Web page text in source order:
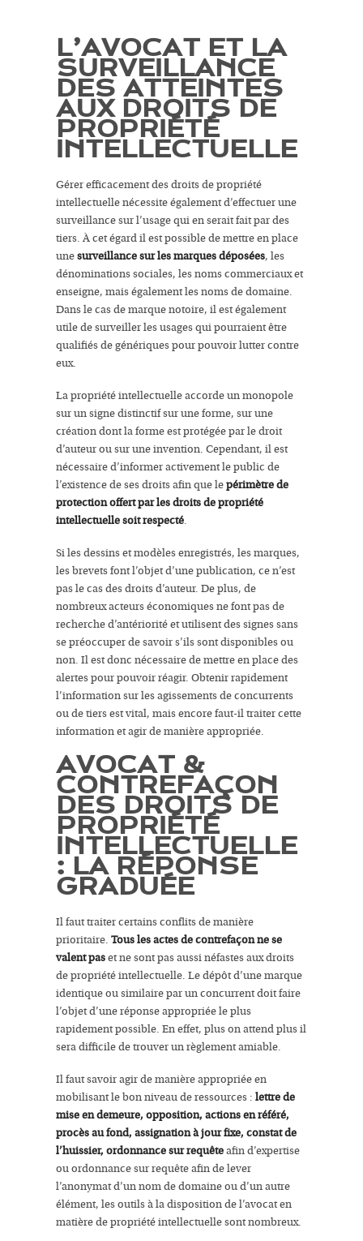
L’AVOCAT ET LA
SURVEILLANCE
DES ATTEINTES
AUX DROITS DE
PROPRIÉTÉ
INTELLECTUELLE
Gérer efficacement des droits de propriété
intellectuelle nécessite également d’effectuer une
surveillance sur l’usage qui en serait fait par des
tiers. À cet égard il est possible de mettre en place
unesurveillance sur les marques déposées, les
dénominations sociales, les noms commerciaux et
enseigne, mais également les noms de domaine.
Dans le cas de marque notoire, il est également
utile de surveiller les usages qui pourraient être
qualifiés de génériques pour pouvoir lutter contre
eux.
La propriété intellectuelle accorde un monopole
sur un signe distinctif sur une forme, sur une
création dont la forme est protégée par le droit
d’auteur ou sur une invention. Cependant, il est
nécessaire d’informer activement le public de
l’existence de ses droits afin que lepérimètre de
protection offert par les droits de propriété
intellectuelle soit respecté.
Si les dessins et modèles enregistrés, les marques,
les brevets font l’objet d’une publication, ce n’est
pas le cas des droits d’auteur. De plus, de
nombreux acteurs économiques ne font pas de
recherche d’antériorité et utilisent des signes sans
se préoccuper de savoir s’ils sont disponibles ou
non. Il est donc nécessaire de mettre en place des
alertes pour pouvoir réagir. Obtenir rapidement
l’information sur les agissements de concurrents
ou de tiers est vital, mais encore faut-il traiter cette
information et agir de manière appropriée.
AVOCAT &
CONTREFAÇON
DES DROITS DE
PROPRIÉTÉ
INTELLECTUELLE
: LA RÉPONSE
GRADUÉE
Il faut traiter certains conflits de manière
prioritaire. Tous les actes de contrefaçon ne se
valent paset ne sont pas aussi néfastes aux droits
de propriété intellectuelle. Le dépôt d’une marque
identique ou similaire par un concurrent doit faire
l’objet d’une réponse appropriée le plus
rapidement possible. En effet, plus on attend plus il
sera difficile de trouver un règlement amiable.
Il faut savoir agir de manière appropriée en
mobilisant le bon niveau de ressources : lettre de
mise en demeure, opposition, actions en référé,
procès au fond, assignation à jour fixe, constat de
l’huissier, ordonnance sur requêteafin d’expertise
ou ordonnance sur requête afin de lever
l’anonymat d’un nom de domaine ou d’un autre
élément, les outils à la disposition de l’avocat en
matière de propriété intellectuelle sont nombreux.